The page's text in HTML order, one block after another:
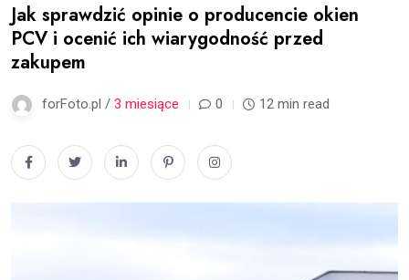
Jak sprawdzić opinie o producencie okien
PCV i ocenić ich wiarygodność przed
zakupem
forFoto.pl / 3 miesiące 0 12 min read